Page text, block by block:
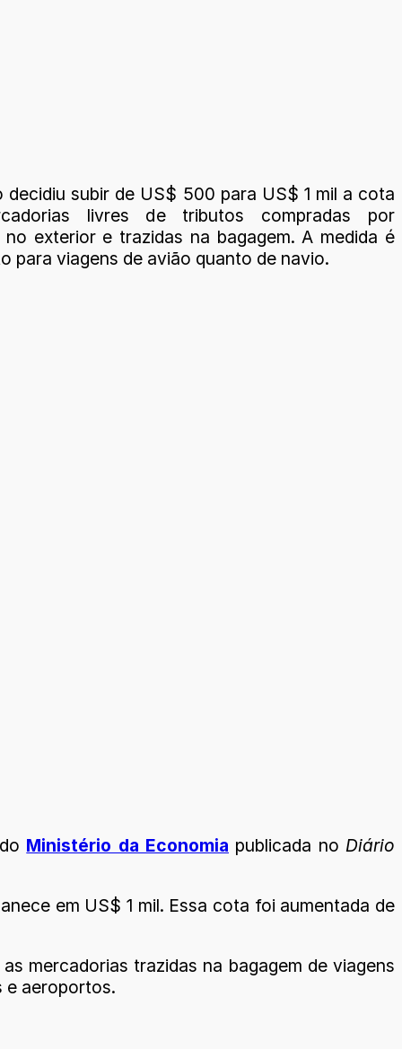
decidiu subir de US$ 500 para US$ 1 mil a cota
livres de tributos compradas por
no exterior e trazidas na bagagem. A medida é
para viagens de avião quanto de navio.
Ministério da Economia publicada no Diário
em US$ 1 mil. Essa cota foi aumentada de
mercadorias trazidas na bagagem de viagens
e aeroportos.